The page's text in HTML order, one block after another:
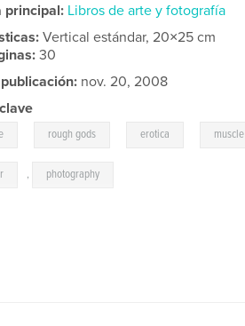
principal: Libros de arte y fotografía
Vertical estándar, 20×25 cm
30
nov. 20, 2008
rough gods erotica muscle
, photography